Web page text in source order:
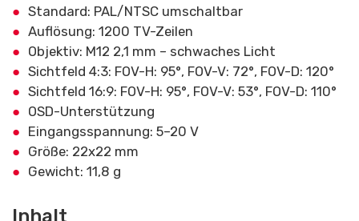
Standard: PAL/NTSC umschaltbar
Auflösung: 1200 TV-Zeilen
Objektiv: M12 2,1 mm – schwaches Licht
Sichtfeld 4:3: FOV-H: 95°, FOV-V: 72°, FOV-D: 120°
Sichtfeld 16:9: FOV-H: 95°, FOV-V: 53°, FOV-D: 110°
OSD-Unterstützung
Eingangsspannung: 5–20 V
Größe: 22x22 mm
Gewicht: 11,8 g
Inhalt